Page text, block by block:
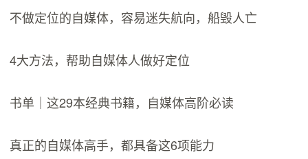
不做定位的自媒体，容易迷失航向，船毁人亡
4大方法，帮助自媒体人做好定位
书单｜这29本经典书籍，自媒体高阶必读
真正的自媒体高手，都具备这6项能力